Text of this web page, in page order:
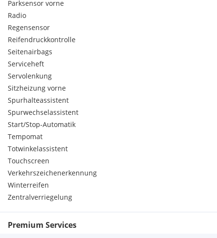
Einstiegsleisten mit Aluminiumeinlage vorn und hinten,
unbeleuchtet
Gepäckraumklappe automatisch öffnend/manuelle
Gepäckraumklappe
Hinterachse
Kraftstoffbehälter (63 Liter)
Schaltgetriebe: S tronic
Parksensor vorne
Radio
Regensensor
Reifendruckkontrolle
Seitenairbags
Serviceheft
Servolenkung
Sitzheizung vorne
Spurhalteassistent
Spurwechselassistent
Start/Stop-Automatik
Tempomat
Totwinkelassistent
Touchscreen
Verkehrszeichenerkennung
Winterreifen
Zentralverriegelung
Premium Services